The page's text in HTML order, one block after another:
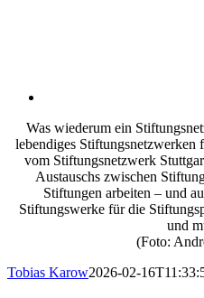
Was wiederum ein
lebendiges Stiftungsnetzwerken
vom Stiftungsnetzwerk
Austauschs zwischen
Stiftungen arbeiten – und
Stiftungswerke für die
und
(Foto:
Tobias Karow2026-02-